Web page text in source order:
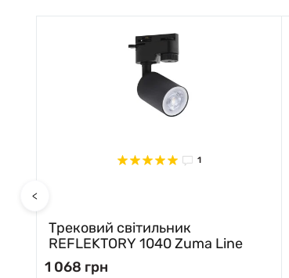
<
1
Трековий світильник
REFLEKTORY 1040 Zuma Line
1 068 грн